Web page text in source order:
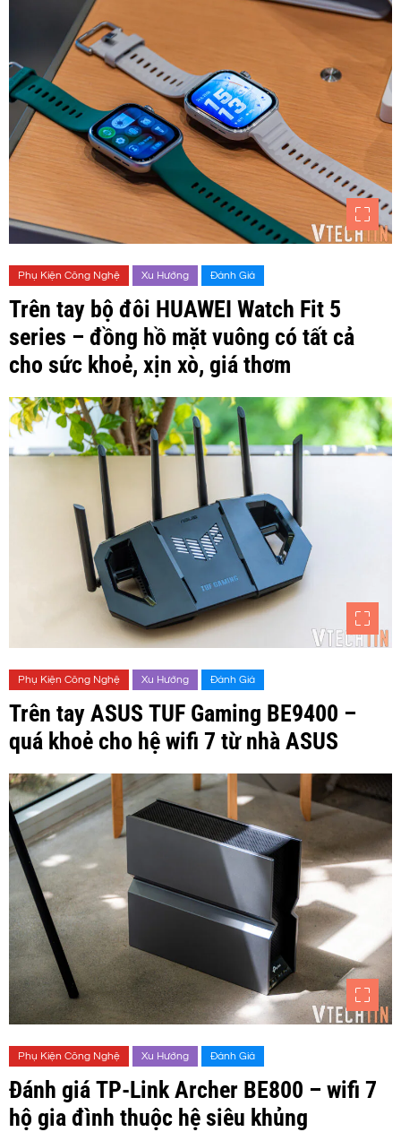
Phụ Kiện Công Nghệ Xu Hướng Đánh Giá
Trên tay bộ đôi HUAWEI Watch Fit 5
series – đồng hồ mặt vuông có tất cả
cho sức khoẻ, xịn xò, giá thơm
Phụ Kiện Công Nghệ Xu Hướng Đánh Giá
Trên tay ASUS TUF Gaming BE9400 –
quá khoẻ cho hệ wifi 7 từ nhà ASUS
Phụ Kiện Công Nghệ Xu Hướng Đánh Giá
Đánh giá TP-Link Archer BE800 – wifi 7
hộ gia đình thuộc hệ siêu khủng